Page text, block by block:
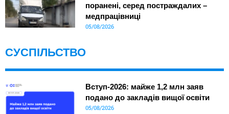
поранені, серед постраждалих –
медпрацівниці
05/08/2026
СУСПІЛЬСТВО
Вступ-2026: майже 1,2 млн заяв
подано до закладів вищої освіти
05/08/2026